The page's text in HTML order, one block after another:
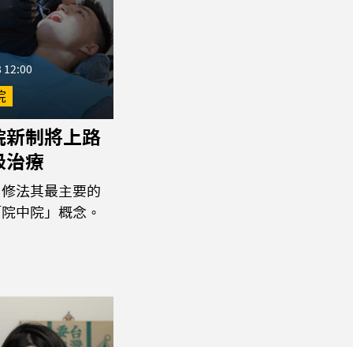
12:00
新制將上路
治療
法其最主要的
中院」概念。